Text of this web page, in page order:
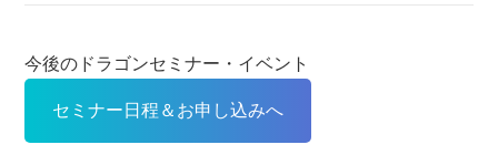
今後のドラゴンセミナー・イベント
セミナー日程＆お申し込みへ